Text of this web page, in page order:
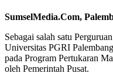
SumselMedia.Com,
Sebagai salah satu
Universitas PGRI
pada Program Pertukaran
oleh Pemerintah Pusat.